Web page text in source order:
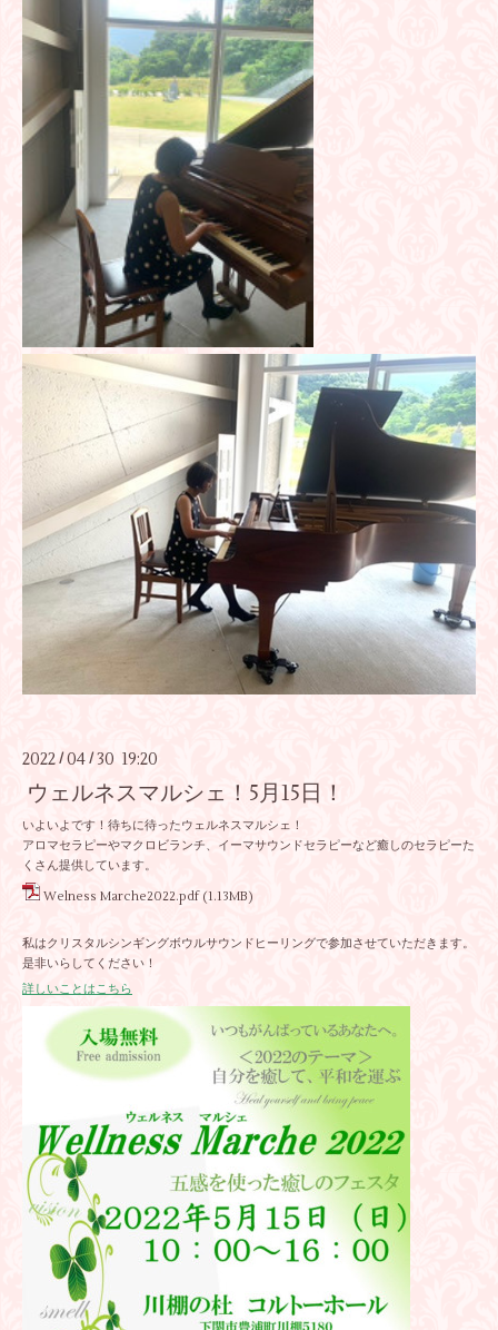
2022 /04 /30 19:20
ウェルネスマルシェ！5月15日！
いよいよです！待ちに待ったウェルネスマルシェ！
アロマセラピーやマクロビランチ、イーマサウンドセラピーなど癒しのセラピーた
くさん提供しています。
Welness Marche2022.pdf (1.13MB)
私はクリスタルシンギングボウルサウンドヒーリングで参加させていただきます。
是非いらしてください！
詳しいことはこちら